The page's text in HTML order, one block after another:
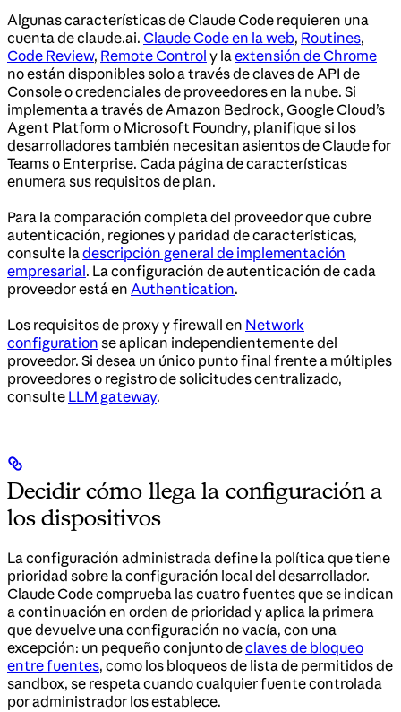
Algunas características de Claude Code requieren una
cuenta de claude.ai. Claude Code en la web, Routines,
Code Review, Remote Control y laextensión de Chrome
no están disponibles solo a través de claves de API de
Console o credenciales de proveedores en la nube. Si
implementa a través de Amazon Bedrock, Google Cloud’s
Agent Platform o Microsoft Foundry, planifique si los
desarrolladores también necesitan asientos de Claude for
Teams o Enterprise. Cada página de características
enumera sus requisitos de plan.
Para la comparación completa del proveedor que cubre
autenticación, regiones y paridad de características,
consulte ladescripción general de implementación
empresarial. La configuración de autenticación de cada
proveedor está en Authentication.
Los requisitos de proxy y firewall en Network
configuration se aplican independientemente del
proveedor. Si desea un único punto final frente a múltiples
proveedores o registro de solicitudes centralizado,
consulte LLM gateway.
Decidir cómo llega la configuración a
los dispositivos
La configuración administrada define la política que tiene
prioridad sobre la configuración local del desarrollador.
Claude Code comprueba las cuatro fuentes que se indican
a continuación en orden de prioridad y aplica la primera
que devuelve una configuración no vacía, con una
excepción: un pequeño conjunto declaves de bloqueo
entre fuentes, como los bloqueos de lista de permitidos de
sandbox, se respeta cuando cualquier fuente controlada
por administrador los establece.